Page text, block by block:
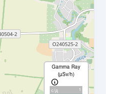
Gamma Ray
(µSv/h)
с/д 1